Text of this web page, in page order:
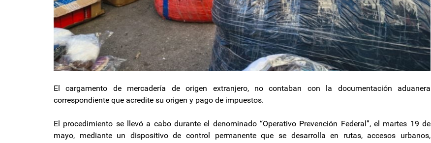
El cargamento de mercadería de origen extranjero, no contaban con la documentación aduanera
correspondiente que acredite su origen y pago de impuestos.
El procedimiento se llevó a cabo durante el denominado “Operativo Prevención Federal”, el martes 19 de
mayo, mediante un dispositivo de control permanente que se desarrolla en rutas, accesos urbanos,